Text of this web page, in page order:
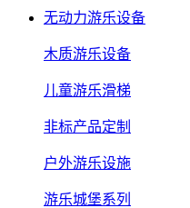
无动力游乐设备
木质游乐设备
儿童游乐滑梯
非标产品定制
户外游乐设施
游乐城堡系列